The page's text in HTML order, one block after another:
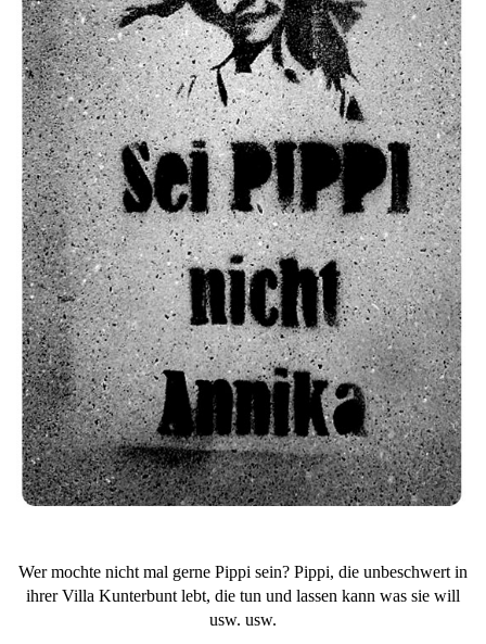
Wer mochte nicht mal gerne Pippi sein? Pippi, die unbeschwert in
ihrer Villa Kunterbunt lebt, die tun und lassen kann was sie will
usw. usw.